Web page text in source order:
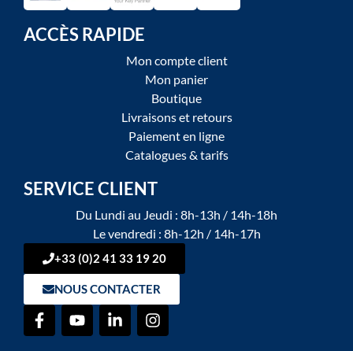
ACCÈS RAPIDE
Mon compte client
Mon panier
Boutique
Livraisons et retours
Paiement en ligne
Catalogues & tarifs
SERVICE CLIENT
Du Lundi au Jeudi : 8h-13h / 14h-18h
Le vendredi : 8h-12h / 14h-17h
+33 (0)2 41 33 19 20
NOUS CONTACTER